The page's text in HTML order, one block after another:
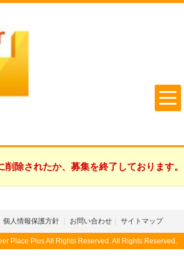
削除されたか、募集を終了しております。
個人情報保護方針 お問い合わせ サイトマップ
Place Plus All Rights Reserved. All Rights Reserved.